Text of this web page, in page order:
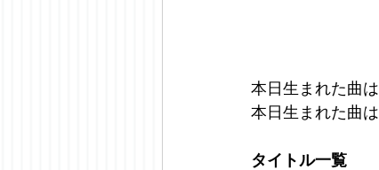
本日生まれた曲は
本日生まれた曲は
タイトル一覧